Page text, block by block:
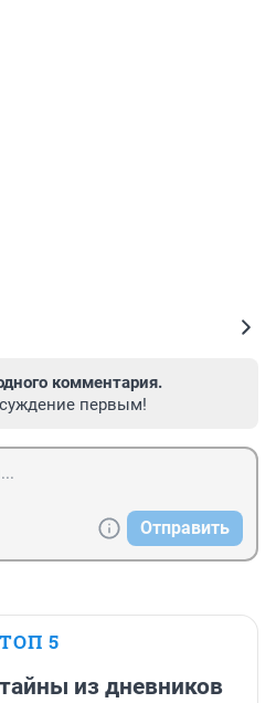
комментария.
первым!
Отправить
ТОП 5
из дневников